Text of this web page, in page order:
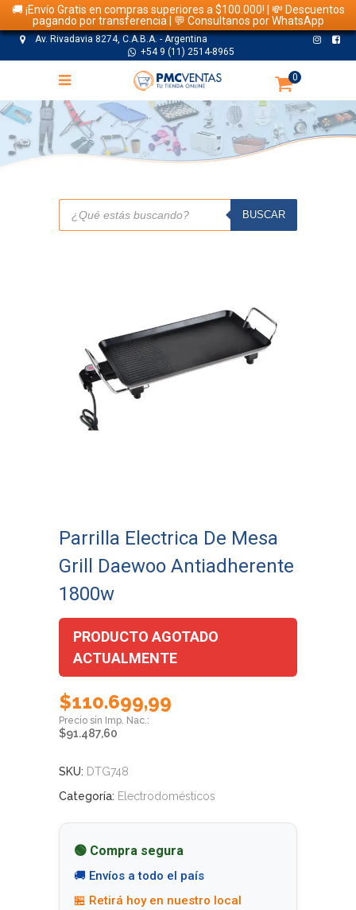
🚚 ¡Envío Gratis en compras superiores a $100.000! | 💸 Descuentos
pagando por transferencia | 💬 Consultanos por WhatsApp
Av. Rivadavia 8274, C.A.B.A. - Argentina
+54 9 (11) 2514-8965
0
TIENDA
Búsqueda
productos
BUSCAR
Parrilla Electrica De Mesa
Grill Daewoo Antiadherente
1800w
PRODUCTO AGOTADO
ACTUALMENTE
$110.699,99
$91.487,60
SKU: DTG748
Categoría: Electrodomésticos
🟢 Compra segura
🚚 Envíos a todo el país
🏪 Retirá hoy en nuestro local